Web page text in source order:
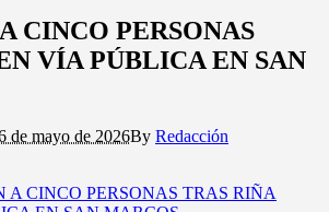
CINCO PERSONAS
VÍA PÚBLICA EN SAN
de mayo de 2026By Redacción